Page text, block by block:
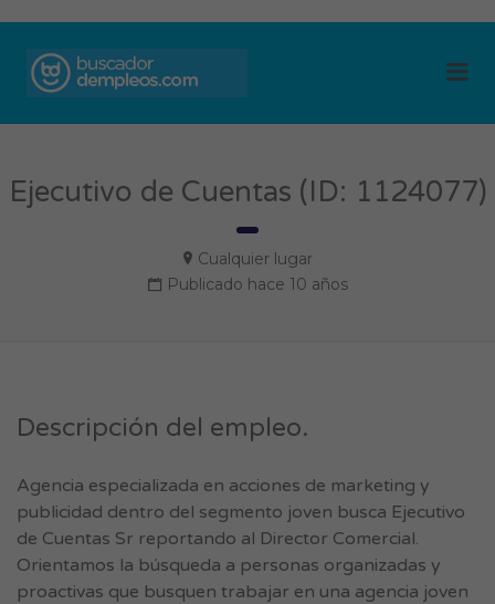
Ejecutivo de Cuentas (ID: 1124077)
Cualquier lugar
Publicado hace 10 años
Descripción del empleo.
Agencia especializada en acciones de marketing y
publicidad dentro del segmento joven busca Ejecutivo
de Cuentas Sr reportando al Director Comercial.
Orientamos la búsqueda a personas organizadas y
proactivas que busquen trabajar en una agencia joven